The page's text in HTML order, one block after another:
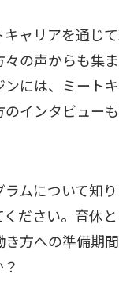
ャリアを通じ
の声からも集
には、ミート
インタビュー
ラムについて知
ください。育休
方への準備期